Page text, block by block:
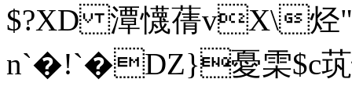
$?XD 潭懱蒨vX\烃
n`�!`�DZ}憂雬$c茿